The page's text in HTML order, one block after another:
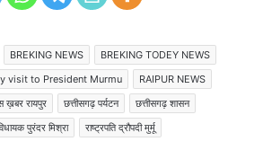
BREKING NEWS
BREKING TODEY NEWS
visit to President Murmu
RAIPUR NEWS
ख़बर रायपुर छत्तीसगढ़ पर्यटन
छत्तीसगढ़ शासन
पुरंदर मिश्रा
राष्ट्रपति द्रौपदी मुर्मू